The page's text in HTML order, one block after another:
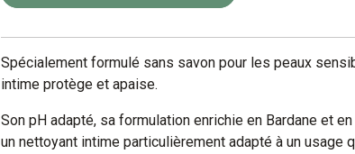
Spécialement formulé sans savon pour les peaux
intime protège et apaise.
Son pH adapté, sa formulation enrichie en Bardane et
un nettoyant intime particulièrement adapté à un usage